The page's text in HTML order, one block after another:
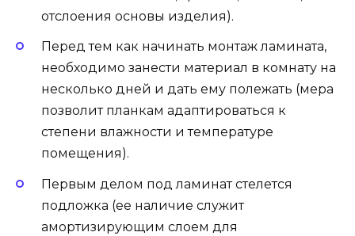
отслоения основы изделия).
Перед тем как начинать монтаж ламината,
необходимо занести материал в комнату на
несколько дней и дать ему полежать (мера
позволит планкам адаптироваться к
степени влажности и температуре
помещения).
Первым делом под ламинат стелется
подложка (ее наличие служит
амортизирующим слоем для